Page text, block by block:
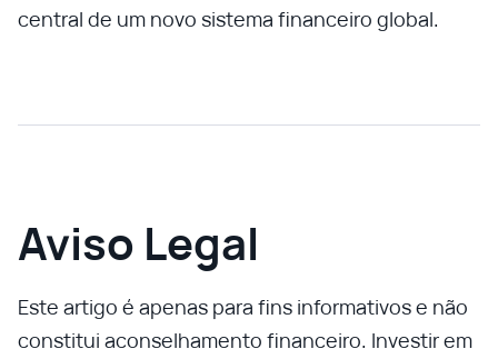
central de um novo sistema financeiro global.
Aviso Legal
Este artigo é apenas para fins informativos e não
constitui aconselhamento financeiro. Investir em